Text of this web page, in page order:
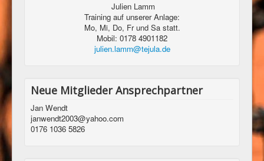
Schnuppertennis
Julien Lamm
Training auf unserer Anlage:
Mo, Mi, Do, Fr und Sa statt.
Mobil: 0178 4901182
julien.lamm@tejula.de
Neue Mitglieder Ansprechpartner
Jan Wendt
janwendt2003@yahoo.com
0176 1036 5826